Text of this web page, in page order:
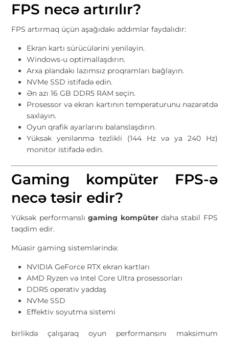
FPS necə artırılır?
FPS artırmaq üçün aşağıdakı addımlar faydalıdır:
Ekran kartı sürücülərini yeniləyin.
Windows-u optimallaşdırın.
Arxa plandakı lazımsız proqramları bağlayın.
NVMe SSD istifadə edin.
Ən azı 16 GB DDR5 RAM seçin.
Prosessor və ekran kartının temperaturunu nəzarətdə
saxlayın.
Oyun qrafik ayarlarını balanslaşdırın.
Yüksək yenilənmə tezlikli (144 Hz və ya 240 Hz)
monitor istifadə edin.
Gaming kompüter FPS-ə
necə təsir edir?
Yüksək performanslıgaming kompüterdaha stabil FPS
təqdim edir.
Müasir gaming sistemlərində:
NVIDIA GeForce RTX ekran kartları
AMD Ryzen və Intel Core Ultra prosessorları
DDR5 operativ yaddaş
NVMe SSD
Effektiv soyutma sistemi
birlikdə çalışaraq oyun performansını maksimum